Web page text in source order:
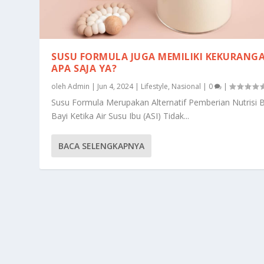
SUSU FORMULA JUGA MEMILIKI
APA SAJA YA?
olehAdmin | Jun 4, 2024| Lifestyle, Nasional | 0 |
Susu Formula Merupakan Alternatif Pemberian Nutrisi
Bayi Ketika Air Susu Ibu (ASI) Tidak...
BACA SELENGKAPNYA